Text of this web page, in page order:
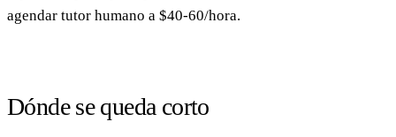
agendar tutor humano a $40-60/hora.
Dónde se queda corto